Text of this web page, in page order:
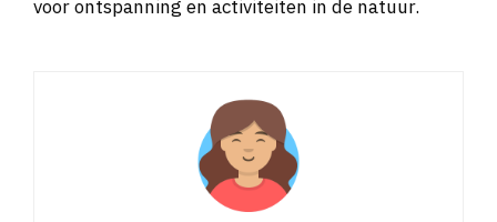
voor ontspanning en activiteiten in de natuur.